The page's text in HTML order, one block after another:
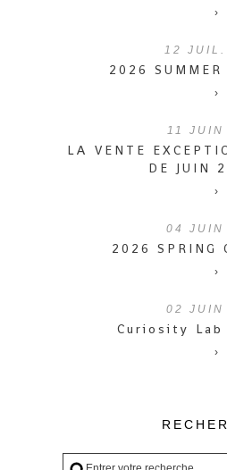
›
12
2026
›
11 JUIN
LA VENTE
DE JUIN
›
04 JUIN
2026 SPRING
›
02 JUIN
Curiosity Lab
›